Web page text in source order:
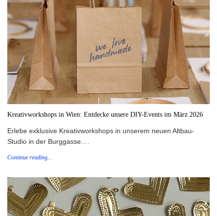
Kreativworkshops in Wien: Entdecke unsere DIY-Events im März 2026
Erlebe exklusive Kreativworkshops in unserem neuen Altbau-
Studio in der Burggasse.…
Continue reading...